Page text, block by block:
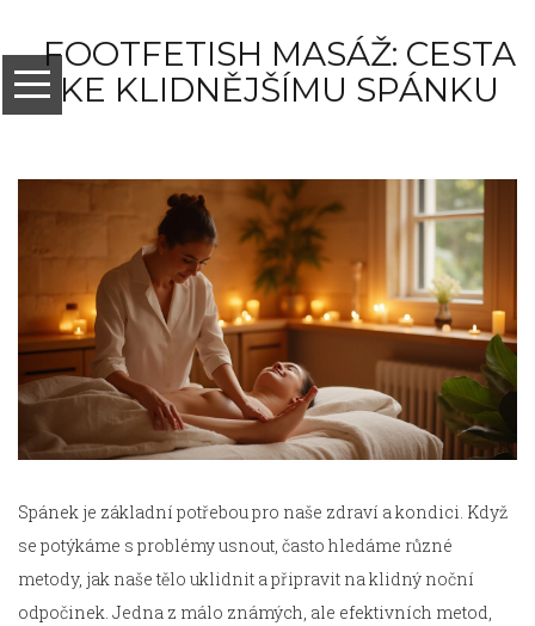
FOOTFETISH MASÁŽ: CESTA
KE KLIDNĚJŠÍMU SPÁNKU
Spánek je základní potřebou pro naše zdraví a kondici. Když
se potýkáme s problémy usnout, často hledáme různé
metody, jak naše tělo uklidnit a připravit na klidný noční
odpočinek. Jedna z málo známých, ale efektivních metod,